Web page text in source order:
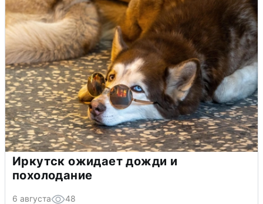
Иркутск ожидает дожди и
похолодание
6 августа 48